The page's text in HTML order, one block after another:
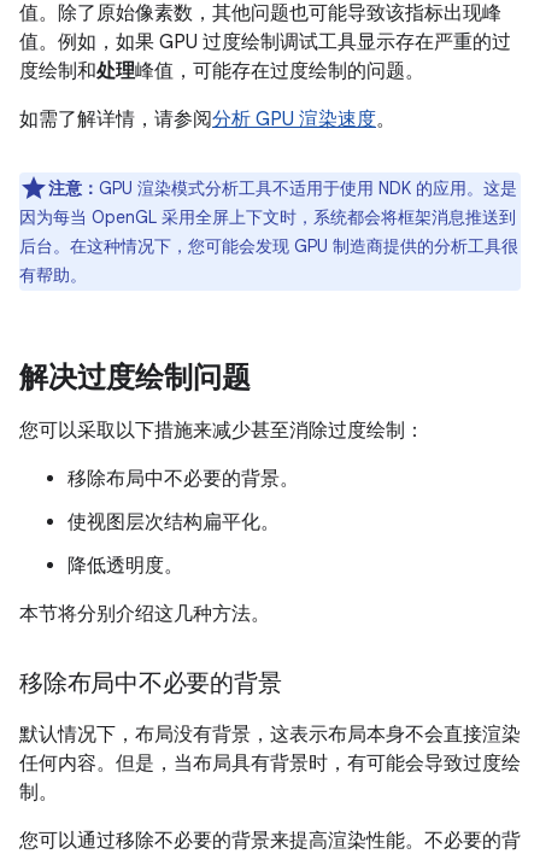
值。除了原始像素数，其他问题也可能导致该指标出现峰
值。例如，如果 GPU 过度绘制调试工具显示存在严重的过
度绘制和处理峰值，可能存在过度绘制的问题。
如需了解详情，请参阅分析 GPU 渲染速度。
注意： GPU 渲染模式分析工具不适用于使用 NDK 的应用。这是
因为每当 OpenGL 采用全屏上下文时，系统都会将框架消息推送到
后台。在这种情况下，您可能会发现 GPU 制造商提供的分析工具很
有帮助。
解决过度绘制问题
您可以采取以下措施来减少甚至消除过度绘制：
移除布局中不必要的背景。
使视图层次结构扁平化。
降低透明度。
本节将分别介绍这几种方法。
移除布局中不必要的背景
默认情况下，布局没有背景，这表示布局本身不会直接渲染
任何内容。但是，当布局具有背景时，有可能会导致过度绘
制。
您可以通过移除不必要的背景来提高渲染性能。不必要的背